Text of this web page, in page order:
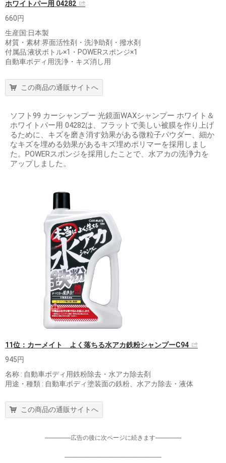
ホワイトパー用 04282
660円
生産国:日本製
材質・素材:界面活性剤・洗浄助剤・撥水剤
付属品:液状ボトル×1・POWERスポンジ×1
自動車ボディ用洗浄・キズ消し用
この商品の通販サイトへ
ソフト99 カーシャンプー 光鏡面WAXシャンプー ホワイト＆
ホワイトパー用 04282は、フラットで美しい被膜を作り上げ
るために、キズを磨き消す効果がある微粒子パウダー、細か
なキズを埋める効果があるキズ埋めポリマーを採用しまし
た。POWERスポンジを採用したことで、水アカの洗浄力を
アップしました。
11位：カーメイト よく落ちる水アカ鉄粉シャンプーC94
945円
名称 : 自動車ボディ用鉄粉除去・水アカ除去剤
用途・種類 : 自動車ボディ塗装面の鉄粉、水アカ除去・液体
この商品の通販サイトへ
-----------------広告の後に次ページに続きます-----------------
----------------------------------------------------------------